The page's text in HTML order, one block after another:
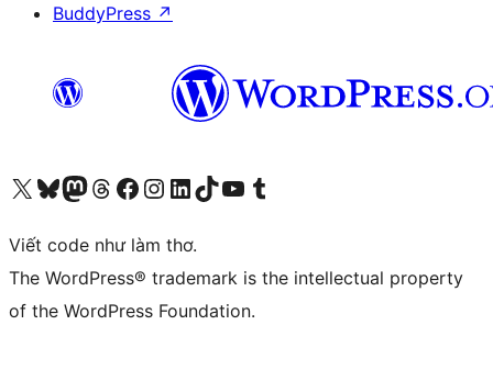
BuddyPress ↗
Truy cập tài khoản X (trước đây là Twitter) của chúng tôiVisit our Bluesky account
Visit our Mastodon account
Visit our Threads account
Xem trang Facebook của chúng tôiTruy cập tài khoản Instagram của chúng tôiTruy cập tài khoản LinkedIn của chúng tôiVisit our TikTok account
Truy cập kênh YouTube của chúng tôi Visit our Tumblr account
Viết code như làm thơ.
The WordPress® trademark is the intellectual property
of the WordPress Foundation.